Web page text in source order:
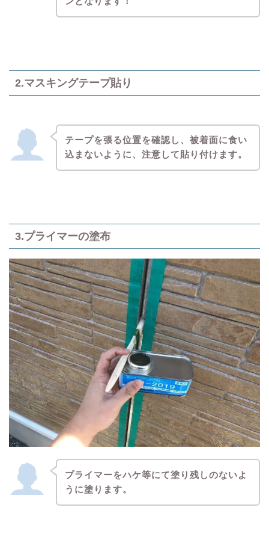
2.マスキングテープ貼り
テープを張る位置を確認し、被着面に食い
込まないように、注意して貼り付けます。
3.プライマーの塗布
プライマーをハケ等にて塗り残しのないよ
うに塗ります。